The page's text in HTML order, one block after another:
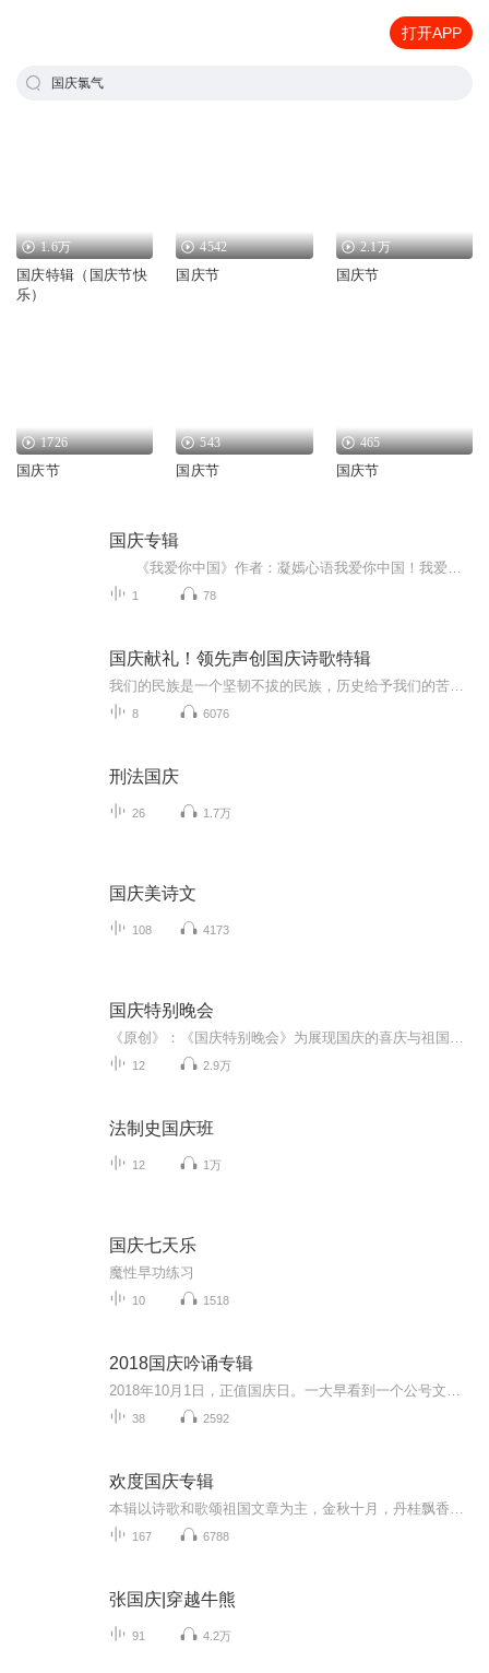
打开APP
国庆氯气
1.6万
国庆特辑（国庆节快
乐）
4542
国庆节
2.1万
国庆节
1726
国庆节
543
国庆节
465
国庆节
国庆专辑
1 78
国庆献礼！领先声创国庆诗歌特辑
8 6076
刑法国庆
26 1.7万
国庆美诗文
108 4173
国庆特别晚会
12 2.9万
法制史国庆班
12 1万
国庆七天乐
魔性早功练习
10 1518
2018国庆吟诵专辑
38 2592
欢度国庆专辑
167 6788
张国庆|穿越牛熊
91 4.2万